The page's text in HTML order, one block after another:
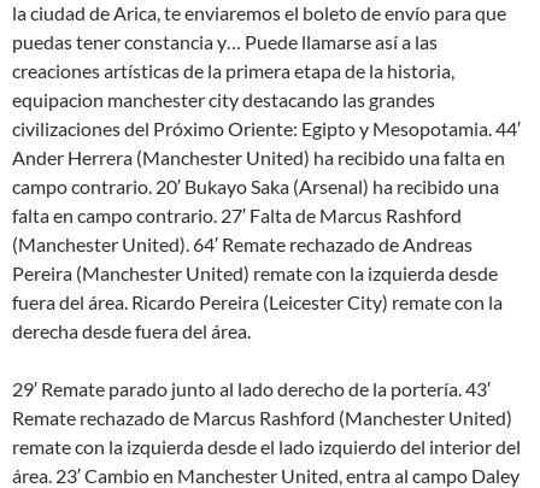
la ciudad de Arica, te enviaremos el boleto de envío para que
puedas tener constancia y… Puede llamarse así a las
creaciones artísticas de la primera etapa de la historia,
equipacion manchester city destacando las grandes
civilizaciones del Próximo Oriente: Egipto y Mesopotamia. 44′
Ander Herrera (Manchester United) ha recibido una falta en
campo contrario. 20′ Bukayo Saka (Arsenal) ha recibido una
falta en campo contrario. 27′ Falta de Marcus Rashford
(Manchester United). 64′ Remate rechazado de Andreas
Pereira (Manchester United) remate con la izquierda desde
fuera del área. Ricardo Pereira (Leicester City) remate con la
derecha desde fuera del área.
29′ Remate parado junto al lado derecho de la portería. 43′
Remate rechazado de Marcus Rashford (Manchester United)
remate con la izquierda desde el lado izquierdo del interior del
área. 23′ Cambio en Manchester United, entra al campo Daley